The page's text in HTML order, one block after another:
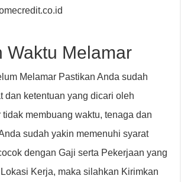
Waktu Melamar
Melamar Pastikan Anda sudah
dan ketentuan yang dicari oleh
membuang waktu, tenaga dan
sudah yakin memenuhi syarat
dengan Gaji serta Pekerjaan yang
Kerja, maka silahkan Kirimkan